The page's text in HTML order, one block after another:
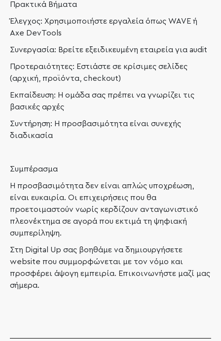
Πρακτικά Βήματα
Έλεγχος: Χρησιμοποιήστε εργαλεία όπως WAVE ή
Axe DevTools
Συνεργασία: Βρείτε εξειδικευμένη εταιρεία για audit
Προτεραιότητες: Εστιάστε σε κρίσιμες σελίδες
(αρχική, προϊόντα, checkout)
Εκπαίδευση: Η ομάδα σας πρέπει να γνωρίζει τις
βασικές αρχές
Συντήρηση: Η προσβασιμότητα είναι συνεχής
διαδικασία
Συμπέρασμα
Η προσβασιμότητα δεν είναι απλώς υποχρέωση,
είναι ευκαιρία. Οι επιχειρήσεις που θα
προετοιμαστούν νωρίς κερδίζουν ανταγωνιστικό
πλεονέκτημα σε αγορά που εκτιμά τη ψηφιακή
συμπερίληψη.
Στη Digital Up σας βοηθάμε να δημιουργήσετε
website που συμμορφώνεται με τον νόμο και
προσφέρει άψογη εμπειρία. Επικοινωνήστε μαζί μας
σήμερα.